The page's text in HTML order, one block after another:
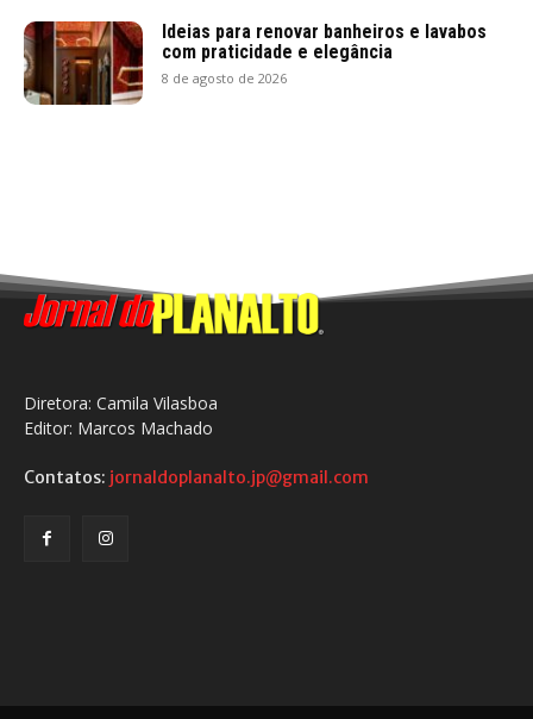
Ideias para renovar banheiros e lavabos
com praticidade e elegância
8 de agosto de 2026
Diretora: Camila Vilasboa
Editor: Marcos Machado
Contatos: jornaldoplanalto.jp@gmail.com